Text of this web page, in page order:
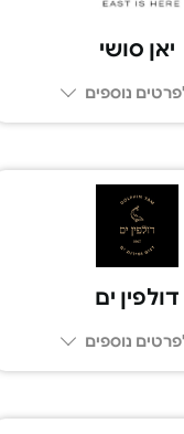
יאן סושי
נוספים
03-794-3529
דולפין ים
נוספים